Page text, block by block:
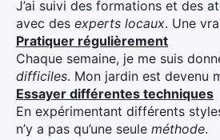
J’ai suivi des formations et des
avec des experts locaux. Une
Pratiquer régulièrement
Chaque semaine, je me suis
difficiles. Mon jardin est devenu
Essayer différentes techniques
En expérimentant différents
n’y a pas qu’une seule méthode.